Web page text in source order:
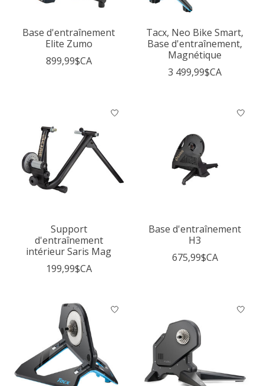
Base d'entraînement
Elite Zumo
899,99$CA
Tacx, Neo Bike Smart,
Base d'entraînement,
Magnétique
3 499,99$CA
Support
d'entraînement
intérieur Saris Mag
199,99$CA
Base d'entraînement
H3
675,99$CA